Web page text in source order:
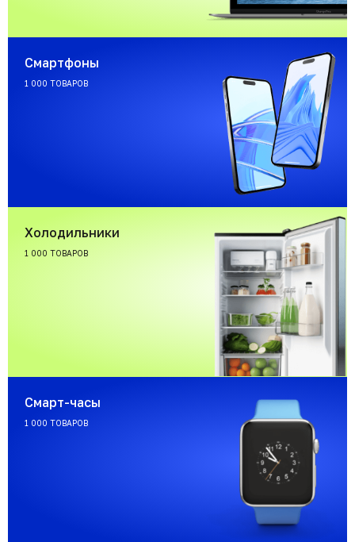
Смартфоны
1 000 ТОВАРОВ
Холодильники
1 000 ТОВАРОВ
Смарт-часы
1 000 ТОВАРОВ